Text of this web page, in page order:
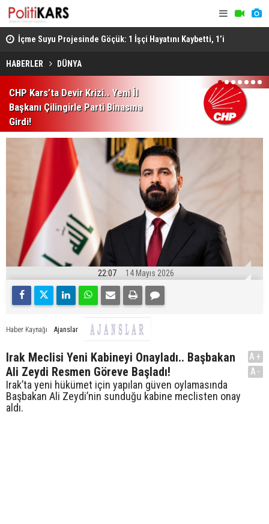
İçme Suyu Projesinde Göçük: 1 İşçi Hayatını Kaybetti, 1’i
Ağır Yaralı
HABERLER DÜNYA
CHP Kars’ta Devir Krizi.. Yeni İl
Başkanı Çilingirle Parti Binasına
Girdi!
1 2 3 4 5 6 7
22:07 14 Mayıs 2026
Haber Kaynağı Ajanslar
Irak Meclisi Yeni Kabineyi Onayladı.. Başbakan
Ali Zeydi Resmen Göreve Başladı!
Irak’ta yeni hükümet için yapılan güven oylamasında
Başbakan Ali Zeydi’nin sunduğu kabine meclisten onay
aldı.
A+
A-